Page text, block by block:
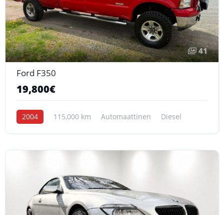
41
Ford F350
19,800€
2004 115,000 km Automaattinen Diesel